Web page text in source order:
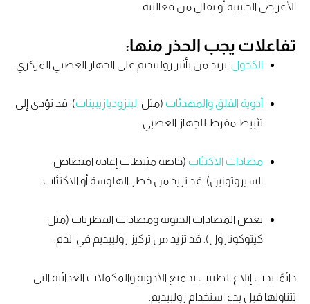
الأعراض الجانبية أو يقلل من فعاليته:
تفاعلات يجب الحذر منها:
الكحول : يزيد من تأثير زولبيديم على الجهاز العصبي المركزي.
أدوية القلق والمهدئات(مثل البنزوديازيبينات): قد تؤدي إلى
تثبيط مفرط للجهاز العصبي.
مضادات الاكتئاب (خاصة مثبطات إعادة امتصاص
السيروتونين): قد تزيد من خطر الهلوسة أو الاكتئاب.
بعض المضادات الحيوية ومضادات الفطريات (مثل
كيتوكونازول): قد تزيد من تركيز زولبيديم في الدم.
دائمًا يجب إبلاغ الطبيب بجميع الأدوية والمكملات الغذائية التي
تتناولها قبل بدء استخدام زولبيديم.